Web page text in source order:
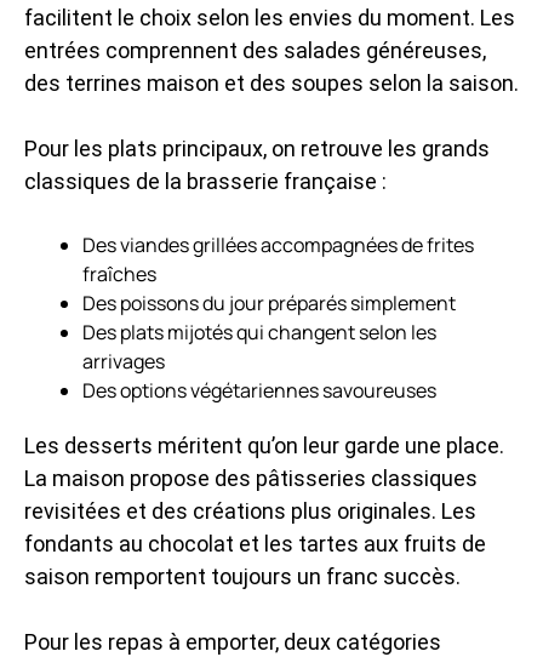
facilitent le choix selon les envies du moment. Les
entrées comprennent des salades généreuses,
des terrines maison et des soupes selon la saison.
Pour les plats principaux, on retrouve les grands
classiques de la brasserie française :
Des viandes grillées accompagnées de frites
fraîches
Des poissons du jour préparés simplement
Des plats mijotés qui changent selon les
arrivages
Des options végétariennes savoureuses
Les desserts méritent qu’on leur garde une place.
La maison propose des pâtisseries classiques
revisitées et des créations plus originales. Les
fondants au chocolat et les tartes aux fruits de
saison remportent toujours un franc succès.
Pour les repas à emporter, deux catégories